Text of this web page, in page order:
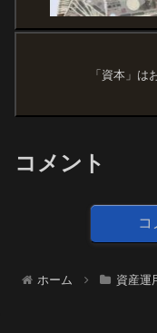
「資本」は
コメント
コ
ホーム 資産運